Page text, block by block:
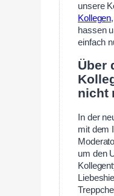
unsere
Kollegen
hassen
einfach
Über
nicht
In der
mit dem
um den